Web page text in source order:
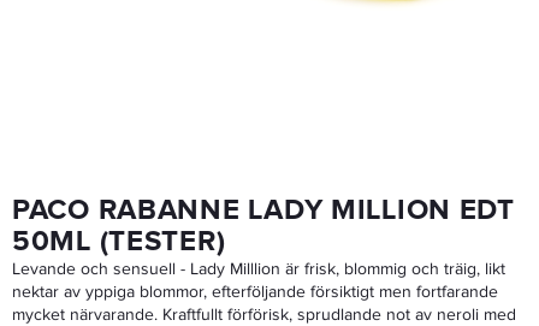
PACO RABANNE LADY MILLION EDT
50ML (TESTER)
Levande och sensuell - Lady Milllion är frisk, blommig och träig, likt
nektar av yppiga blommor, efterföljande försiktigt men fortfarande
mycket närvarande. Kraftfullt förförisk, sprudlande not av neroli med